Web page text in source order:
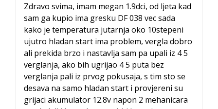
Zdravo svima, imam megan 1.9dci, od ljeta kad
sam ga kupio ima gresku DF 038 vec sada
kako je temperatura jutarnja oko 10stepeni
ujutro hladan start ima problem, vergla dobro
ali prekida brzo i nastavlja sam pa upali iz 4 5
verglanja, ako bih ugrijao 4 5 puta bez
verglanja pali iz prvog pokusaja, s tim sto se
desava na samo hladan start i provjereni su
grijaci akumulator 12.8v napon 2 mehanicara